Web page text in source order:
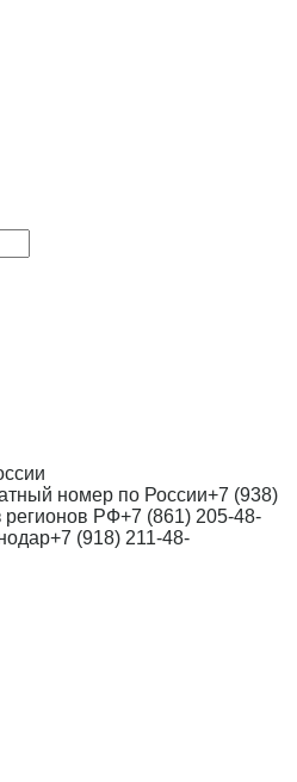
номер по России+7 (938)
регионов РФ+7 (861) 205-48-
+7 (918) 211-48-